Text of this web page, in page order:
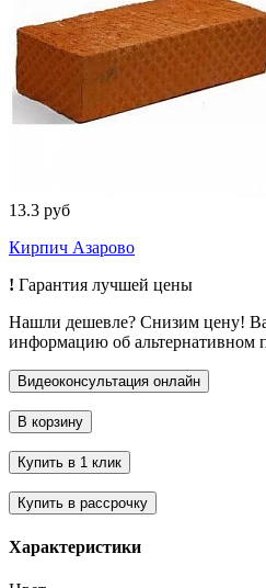
13.3 руб
Кирпич Азарово
! Гарантия лучшей цены
Нашли дешевле? Снизим цену!
информацию об альтернативном
Характеристики